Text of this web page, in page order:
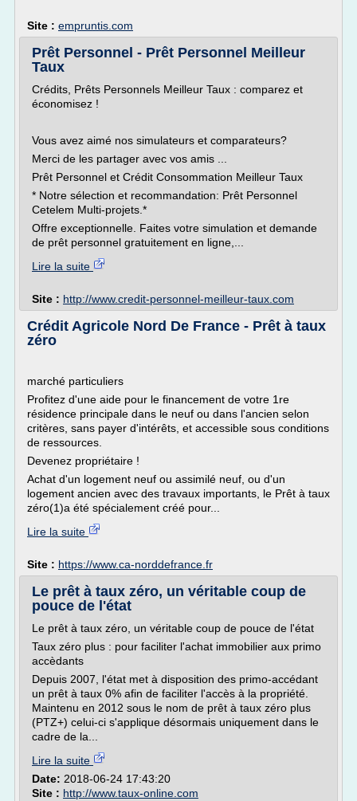
Site : empruntis.com
Prêt Personnel - Prêt Personnel Meilleur
Taux
Crédits, Prêts Personnels Meilleur Taux : comparez et
économisez !
Vous avez aimé nos simulateurs et comparateurs?
Merci de les partager avec vos amis ...
Prêt Personnel et Crédit Consommation Meilleur Taux
* Notre sélection et recommandation: Prêt Personnel
Cetelem Multi-projets.*
Offre exceptionnelle. Faites votre simulation et demande
de prêt personnel gratuitement en ligne,...
Lire la suite
Site : http://www.credit-personnel-meilleur-taux.com
Crédit Agricole Nord De France - Prêt à taux
zéro
marché particuliers
Profitez d'une aide pour le financement de votre 1re
résidence principale dans le neuf ou dans l'ancien selon
critères, sans payer d'intérêts, et accessible sous conditions
de ressources.
Devenez propriétaire !
Achat d'un logement neuf ou assimilé neuf, ou d'un
logement ancien avec des travaux importants, le Prêt à taux
zéro(1)a été spécialement créé pour...
Lire la suite
Site : https://www.ca-norddefrance.fr
Le prêt à taux zéro, un véritable coup de
pouce de l'état
Le prêt à taux zéro, un véritable coup de pouce de l'état
Taux zéro plus : pour faciliter l'achat immobilier aux primo
accèdants
Depuis 2007, l'état met à disposition des primo-accédant
un prêt à taux 0% afin de faciliter l'accès à la propriété.
Maintenu en 2012 sous le nom de prêt à taux zéro plus
(PTZ+) celui-ci s'applique désormais uniquement dans le
cadre de la...
Lire la suite
Date: 2018-06-24 17:43:20
Site : http://www.taux-online.com